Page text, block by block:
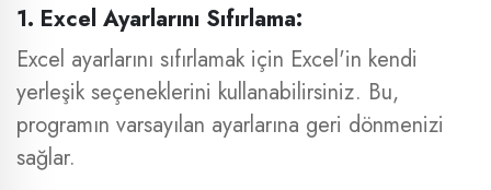
1. Excel Ayarlarını Sıfırlama:
Excel ayarlarını sıfırlamak için Excel'in kendi
yerleşik seçeneklerini kullanabilirsiniz. Bu,
programın varsayılan ayarlarına geri dönmenizi
sağlar.